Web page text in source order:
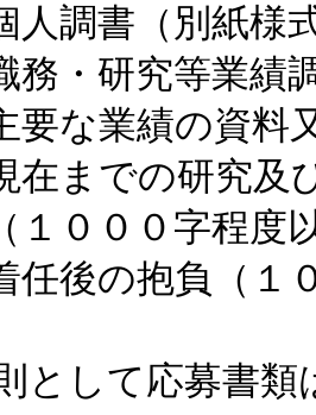
調書（別紙様
・研究等業績
な業績の資料
までの研究及
字程度以内
後の抱負（１０